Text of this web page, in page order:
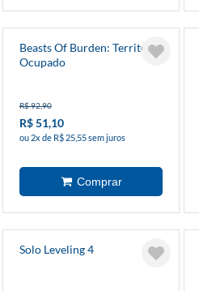
Beasts Of Burden: Território
Ocupado
R$ 92,90
R$ 51,10
ou 2x de R$ 25,55 sem juros
Solo Leveling 4